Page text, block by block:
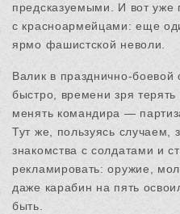
предсказуемыми. И вот уже
с красноармейцами: еще
ярмо фашистской неволи.
Валик в празднично-боевой
быстро, времени зря
менять командира —
Тут же, пользуясь случаем,
знакомства с солдатами и
рекламировать: оружие,
даже карабин на пять
быть.